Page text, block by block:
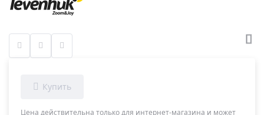
Цена действительна только для интернет-магазина и может